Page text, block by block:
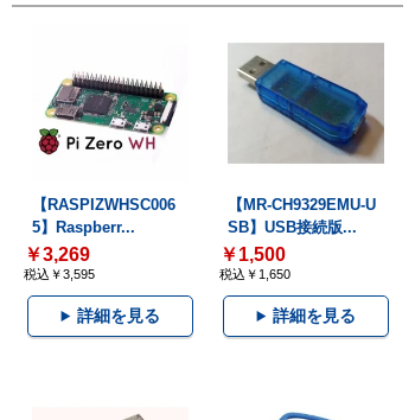
【RASPIZWHSC006
5】Raspberr...
￥3,269
税込￥3,595
詳細を見る
【MR-CH9329EMU-U
SB】USB接続版...
￥1,500
税込￥1,650
詳細を見る